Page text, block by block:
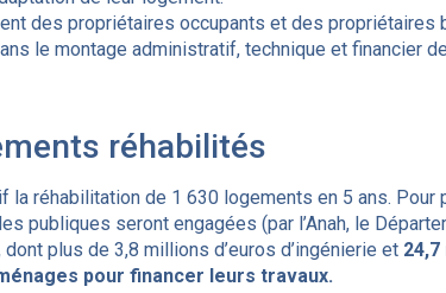
des propriétaires occupants et des propriétaires
le montage administratif, technique et financier
réhabilités
la réhabilitation de 1 630 logements en 5 ans. Pour
publiques seront engagées (par l’Anah, le
plus de 3,8 millions d’euros d’ingénierie et
pour financer leurs travaux.